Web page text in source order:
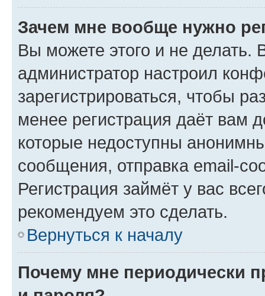
Зачем мне вообще нужно
Вы можете этого и не делать.
администратор настроил
зарегистрироваться, чтобы
менее регистрация даёт вам
которые недоступны
сообщения, отправка email-
Регистрация займёт у вас
рекомендуем это сделать.
Вернуться к началу
Почему мне периодически